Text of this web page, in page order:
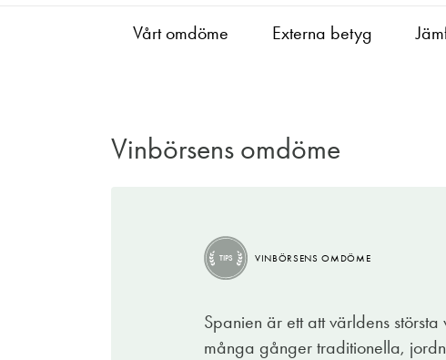
Vårt omdöme Externa betyg
Vinbörsens omdöme
TIPS VINBÖRSENS OMDÖME
Spanien är ett att världens
många gånger traditionella,